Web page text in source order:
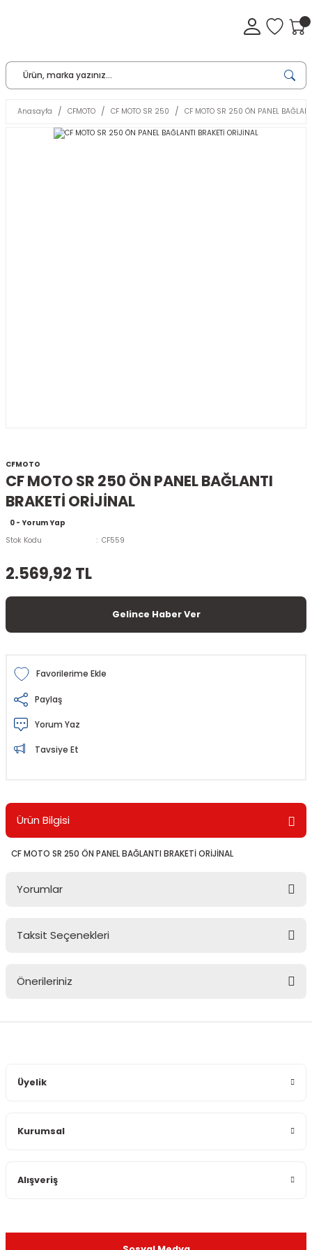
Anasayfa CFMOTO CF MOTO SR 250 CF MOTO SR 250 ÖN PANEL
CFMOTO
CF MOTO SR 250 ÖN PANEL BAĞLANTI
BRAKETİ ORİJİNAL
0 - Yorum Yap
Stok Kodu
CF559
2.569,92 TL
Gelince Haber Ver
Paylaş
Yorum Yaz
Tavsiye Et
Ürün Bilgisi
CF MOTO SR 250 ÖN PANEL BAĞLANTI BRAKETİ ORİJİNAL
Yorumlar
Taksit Seçenekleri
Önerileriniz
Ürün bilgilerinde hatalar bulunuyor.
Üyelik
Kurumsal
Alışveriş